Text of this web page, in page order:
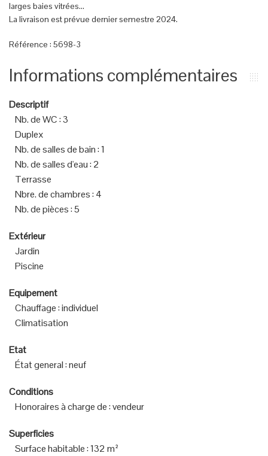
larges baies vitrées...
La livraison est prévue dernier semestre 2024.
Référence : 5698-3
Informations complémentaires
Descriptif
Nb. de WC:3
Duplex
Nb. de salles de bain:1
Nb. de salles d'eau:2
Terrasse
Nbre. de chambres: 4
Nb. de pièces:5
Extérieur
Jardin
Piscine
Equipement
Chauffage:individuel
Climatisation
Etat
État general:neuf
Conditions
Honoraires à charge de:vendeur
Superficies
Surface habitable:132 m²